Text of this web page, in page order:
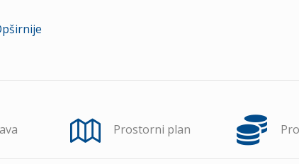
Prostorni plan